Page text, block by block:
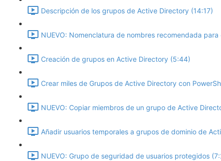
Descripción de los grupos de Active Directory (14:17)
NUEVO: Nomenclatura de nombres recomendada
Creación de grupos en Active Directory (5:44)
Crear miles de Grupos de Active Directory con
NUEVO: Copiar miembros de un grupo de Active
Añadir usuarios temporales a grupos de dominio de
NUEVO: Grupo de seguridad de usuarios protegidos